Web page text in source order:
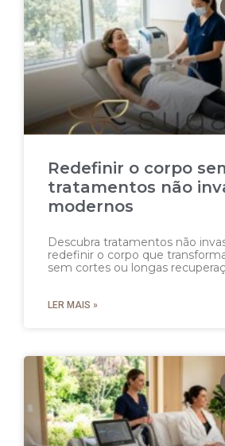
Redefinir o corpo
tratamentos não
modernos
Descubra tratamentos não
redefinir o corpo que
sem cortes ou longas
LER MAIS »